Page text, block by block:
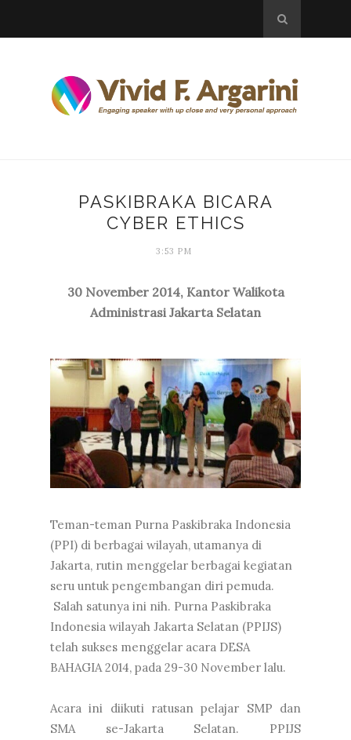
PASKIBRAKA BICARA
CYBER ETHICS
3:53 PM
30 November 2014, Kantor Walikota
Administrasi Jakarta Selatan
Teman-teman Purna Paskibraka Indonesia
(PPI) di berbagai wilayah, utamanya di
Jakarta, rutin menggelar berbagai kegiatan
seru untuk pengembangan diri pemuda.
Salah satunya ini nih. Purna Paskibraka
Indonesia wilayah Jakarta Selatan (PPIJS)
telah sukses menggelar acara DESA
BAHAGIA 2014, pada 29-30 November lalu.
Acara ini diikuti ratusan pelajar SMP dan
SMA se-Jakarta Selatan. PPIJS